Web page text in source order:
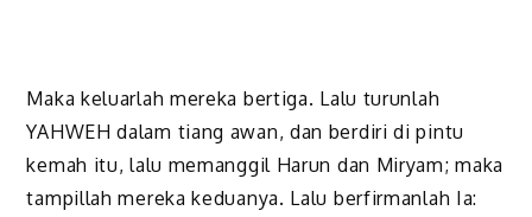
Maka keluarlah mereka bertiga. Lalu turunlah
YAHWEH dalam tiang awan, dan berdiri di pintu
kemah itu, lalu memanggil Harun dan Miryam; maka
tampillah mereka keduanya. Lalu berfirmanlah Ia: